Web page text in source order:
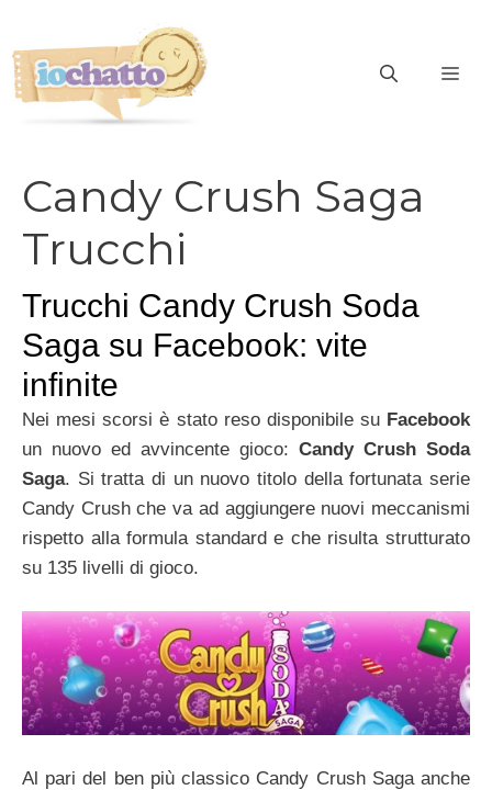
contenuto
Candy Crush Saga
Trucchi
Trucchi Candy Crush Soda
Saga su Facebook: vite
infinite
Nei mesi scorsi è stato reso disponibile su Facebook
un nuovo ed avvincente gioco: Candy Crush Soda
Saga. Si tratta di un nuovo titolo della fortunata serie
Candy Crush che va ad aggiungere nuovi meccanismi
rispetto alla formula standard e che risulta strutturato
su 135 livelli di gioco.
Al pari del ben più classico Candy Crush Saga anche